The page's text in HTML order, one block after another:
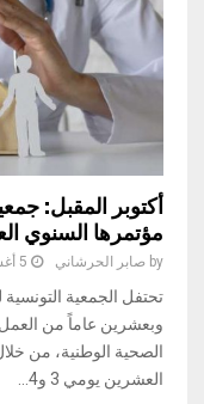
أكتوبر المقبل:
مؤتمرها السنوي
by صابر الحرشاني 5 أغسطس، 2026
تحتفل الجمعية
وبعشرين عاماً من
الصحية الوطنية، من
العشرين يومي 3 و4...